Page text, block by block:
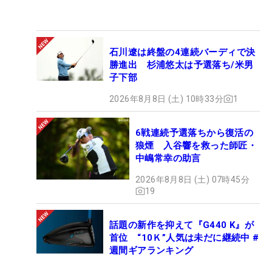
石川遼は終盤の4連続バーディで決
勝進出 杉浦悠太は予選落ち/米男
子下部
2026年8月8日 (土) 10時33分 1
6戦連続予選落ちから復活の
狼煙 入谷響を救った師匠・
中嶋常幸の助言
2026年8月8日 (土) 07時45分
19
話題の新作を抑えて『G440 K』が
首位 “10Ｋ”人気は未だに継続中 #
週間ギアランキング